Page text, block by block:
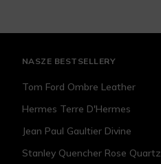
NASZE BESTSELLERY
Tom Ford Ombre Leather
Hermes Terre D'Hermes
Jean Paul Gaultier Divine
Stanley Quencher Rose Quartz